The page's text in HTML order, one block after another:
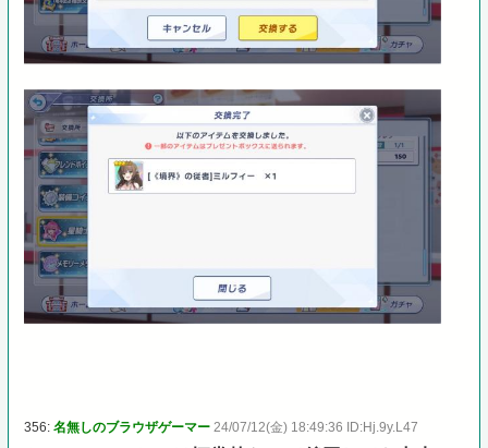
356:名無しのブラウザゲーマー 24/07/12(金) 18:49:36 ID:Hj.9y.L47